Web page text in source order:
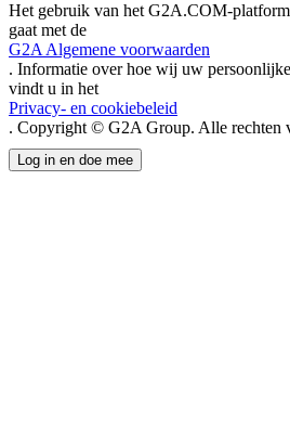
Het gebruik van het G2A.COM-
gaat met de
G2A Algemene voorwaarden
. Informatie over hoe wij uw
vindt u in het
Privacy- en cookiebeleid
. Copyright © G2A Group. Alle rechten
Log in en doe mee